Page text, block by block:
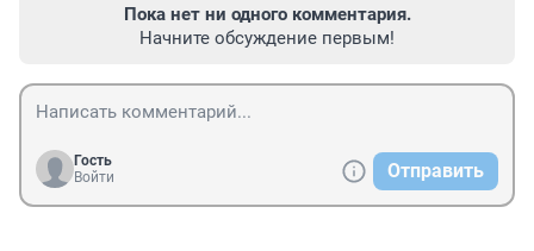
Пока нет ни одного комментария.
Начните обсуждение первым!
Гость
Войти
Отправить